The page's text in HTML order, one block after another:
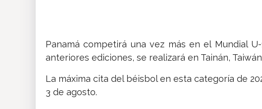
Panamá competirá una vez más en el Mundial
anteriores ediciones, se realizará en Tainán,
La máxima cita del béisbol en esta categoría de
3 de agosto.